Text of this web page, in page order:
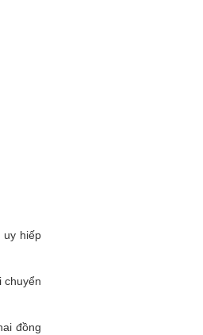
uy hiếp
chuyển
đồng